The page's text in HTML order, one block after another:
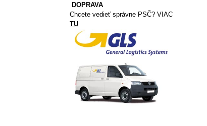
DOPRAVA
Chcete vedieť správne PSČ? VIAC
TU